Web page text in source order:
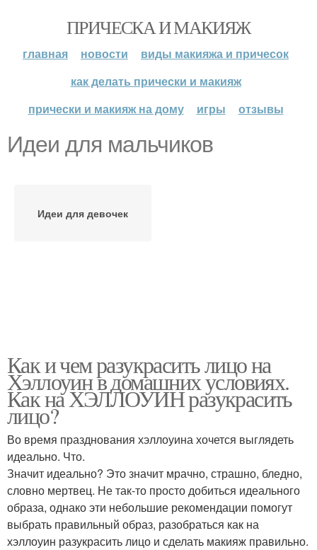
ПРИЧЕСКА И МАКИЯЖ
главная новости
виды макияжа и причесок
как делать прически и макияж
прически и макияж на дому
игры отзывы
Идеи для мальчиков
Идеи для девочек
Как и чем разукрасить лицо на
Хэллоуин в домашних условиях.
Как на ХЭЛЛОУИН разукрасить
лицо?
Во время празднования хэллоуина хочется выглядеть
идеально. Что.
Значит идеально? Это значит мрачно, страшно, бледно,
словно мертвец. Не так-то просто добиться идеального
образа, однако эти небольшие рекомендации помогут
выбрать правильный образ, разобраться как на
хэллоуин разукрасить лицо и сделать макияж правильно.